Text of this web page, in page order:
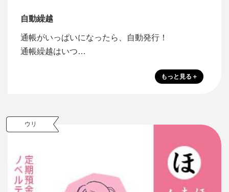
自動繰越
通帳がいっぱいになったら、自動発行！
通帳繰越はいつ…
ウリ